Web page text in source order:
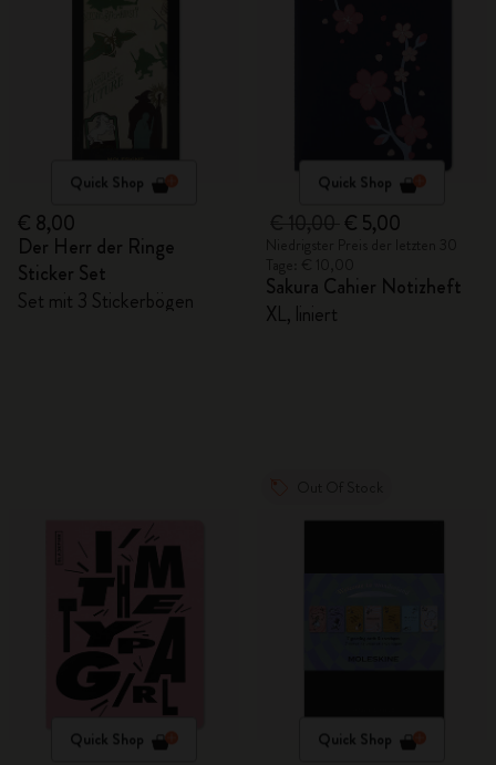
Quick Shop
€ 8,00
Der Herr der Ringe
Sticker Set
Set mit 3 Stickerbögen
Quick Shop
€ 5,00
Sakura Cahier Notizheft
XL, liniert
Quick Shop Quick Shop